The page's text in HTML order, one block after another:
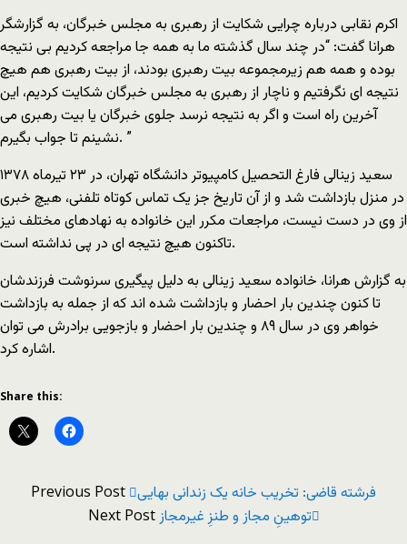
اکرم نقابى درباره چرایى شکایت از رهبرى به مجلس خبرگان، به گزارشگر
هرانا گفت: “در چند سال گذشته ما به همه جا مراجعه کردیم بى نتیجه
بوده و همه هم زیرمجموعه بیت رهبرى بودند، از بیت رهبرى هم هیچ
نتیجه اى نگرفتیم و ناچار از رهبرى به مجلس خبرگان شکایت کردیم، این
آخرین راه است و اگر به نتیجه نرسد جلوى خبرگان یا بیت رهبرى مى
نشینم تا جواب بگیرم. ”
سعید زینالى فارغ التحصیل کامپیوتر دانشگاه تهران، در ٢٣ تیرماه ١٣٧٨
در منزل بازداشت شد و از آن تاریخ جز یک تماس کوتاه تلفنى، هیچ خبرى
از وى در دست نیست، مراجعات مکرر این خانواده به نهادهاى مختلف نیز
تاکنون هیچ نتیجه اى در پى نداشته است.
به گزارش هرانا، خانواده سعید زینالى به دلیل پیگیرى سرنوشت فرزندشان
تا کنون چندین بار احضار و بازداشت شده اند که از جمله به بازداشت
خواهر وى در سال ٨٩ و چندین بار احضار و بازجویى برادرش مى توان
اشاره کرد.
Share this:
Previous Post فرشته قاضی: تخریب خانه یک زندانی بهایی
Next Postتوهينِ مجاز و طنزِ غيرمجاز